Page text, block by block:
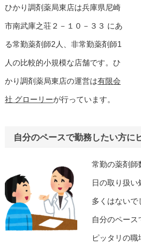
ひかり調剤薬局東店は兵庫県尼崎
市南武庫之荘２－１０－３３ にあ
る常勤薬剤師2人、非常勤薬剤師1
人の比較的小規模な店舗です。ひ
かり調剤薬局東店の運営は有限会
社 グローリーが行っています。
自分のペースで勤務したい方に
常勤の薬剤師
日の取り扱
多くはないで
自分のペース
ピッタリの職